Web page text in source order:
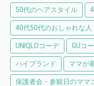
50代のヘアスタイル
40代50代のおしゃれな人
UNIQLOコーデ GUコ
ハイブランド ママが
保護者会・参観日のママ